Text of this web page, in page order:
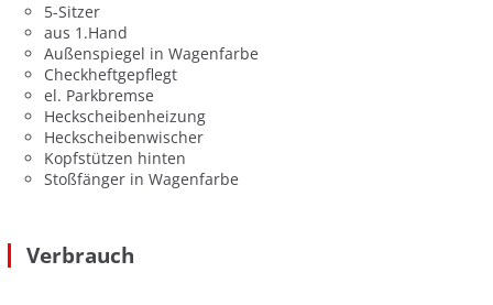
5-Sitzer
aus 1.Hand
Außenspiegel in Wagenfarbe
Checkheftgepflegt
el. Parkbremse
Heckscheibenheizung
Heckscheibenwischer
Kopfstützen hinten
Stoßfänger in Wagenfarbe
Verbrauch